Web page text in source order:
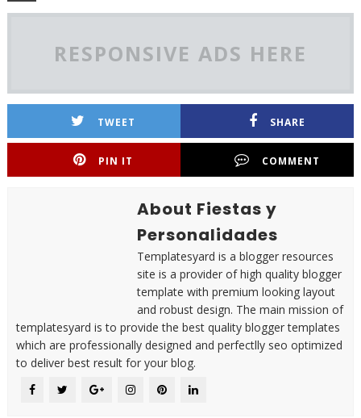
RESPONSIVE ADS HERE
TWEET SHARE
PIN IT COMMENT
About Fiestas y
Personalidades
Templatesyard is a blogger resources
site is a provider of high quality blogger
template with premium looking layout
and robust design. The main mission of
templatesyard is to provide the best quality blogger templates
which are professionally designed and perfectlly seo optimized
to deliver best result for your blog.